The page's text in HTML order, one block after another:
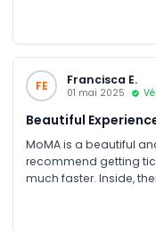
FE Francisca E.
01 mai 2025
Beautiful
MoMA is a beautiful
recommend getting
much faster. Inside,